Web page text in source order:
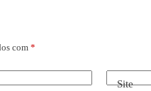
com *
Site